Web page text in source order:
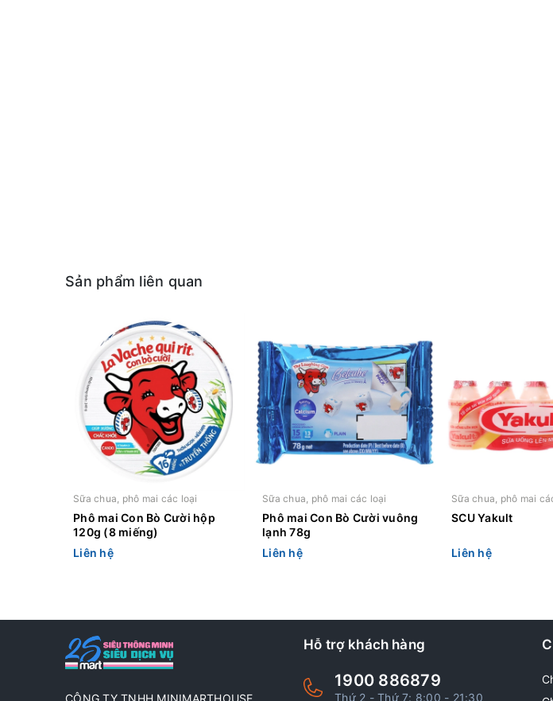
Sản phẩm liên quan
Sữa chua, phô mai các loại
Phô mai Con Bò Cười hộp
120g (8 miếng)
Liên hệ
Sữa chua, phô mai các loại
Phô mai Con Bò Cười vuông
lạnh 78g
Liên hệ
Sữa chua, phô mai
SCU Yakult
Liên hệ
CÔNG TY TNHH MINIMARTHOUSE
Hỗ trợ khách hàng
1900 886879
Thứ 2 - Thứ 7: 8:00 - 21:30